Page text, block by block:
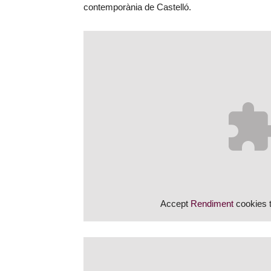
contemporània de Castelló.
Accept Rendiment cookies